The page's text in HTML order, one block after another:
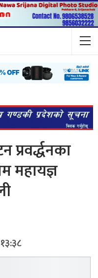
प्रवर्द्धनका
महायज्ञ